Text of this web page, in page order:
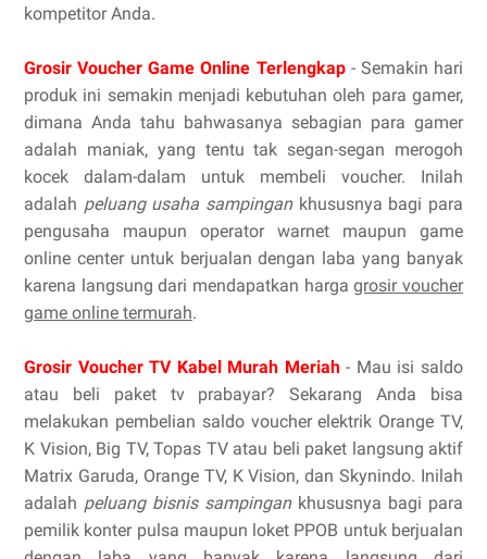
kompetitor Anda.
Grosir Voucher Game Online Terlengkap- Semakin hari
produk ini semakin menjadi kebutuhan oleh para gamer,
dimana Anda tahu bahwasanya sebagian para gamer
adalah maniak, yang tentu tak segan-segan merogoh
kocek dalam-dalam untuk membeli voucher. Inilah
adalah peluang usaha sampingankhususnya bagi para
pengusaha maupun operator warnet maupun game
online center untuk berjualan dengan laba yang banyak
karena langsung dari mendapatkan hargagrosir voucher
game online termurah.
Grosir Voucher TV Kabel Murah Meriah- Mau isi saldo
atau beli paket tv prabayar? Sekarang Anda bisa
melakukan pembelian saldo voucher elektrik Orange TV,
K Vision, Big TV, Topas TV atau beli paket langsung aktif
Matrix Garuda, Orange TV, K Vision, dan Skynindo. Inilah
adalah peluang bisnis sampingankhususnya bagi para
pemilik konter pulsa maupun loket PPOB untuk berjualan